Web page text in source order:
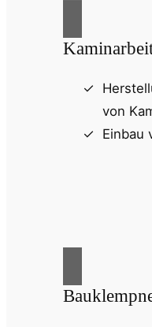
von
Einbau